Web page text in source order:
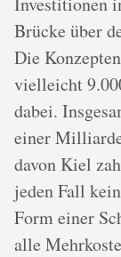
Brücke über
Die
vielleicht
dabei.
einer
davon Kiel
jeden Fall
Form einer
alle